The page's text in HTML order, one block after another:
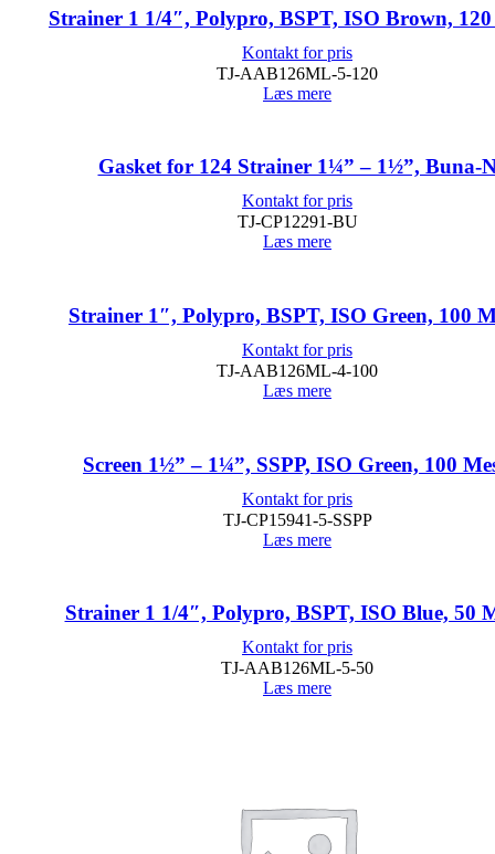
Strainer 1 1/4″, Polypro, BSPT, ISO Brown, 120
Kontakt for pris
TJ-AAB126ML-5-120
Læs mere
Gasket for 124 Strainer 1¼” – 1½”, Buna-
Kontakt for pris
TJ-CP12291-BU
Læs mere
Strainer 1″, Polypro, BSPT, ISO Green, 100
Kontakt for pris
TJ-AAB126ML-4-100
Læs mere
Screen 1½” – 1¼”, SSPP, ISO Green, 100
Kontakt for pris
TJ-CP15941-5-SSPP
Læs mere
Strainer 1 1/4″, Polypro, BSPT, ISO Blue, 50
Kontakt for pris
TJ-AAB126ML-5-50
Læs mere